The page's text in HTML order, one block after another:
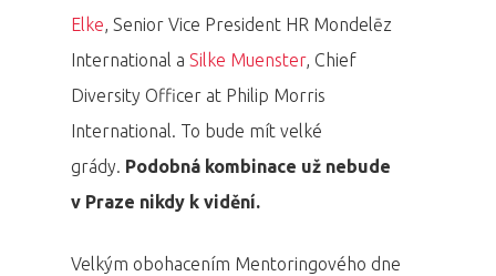
Elke, Senior Vice President HR Mondelēz
International a Silke Muenster, Chief
Diversity Officer at Philip Morris
International. To bude mít velké
grády. Podobná kombinace už nebude
v Praze nikdy k vidění.
Velkým obohacením Mentoringového dne